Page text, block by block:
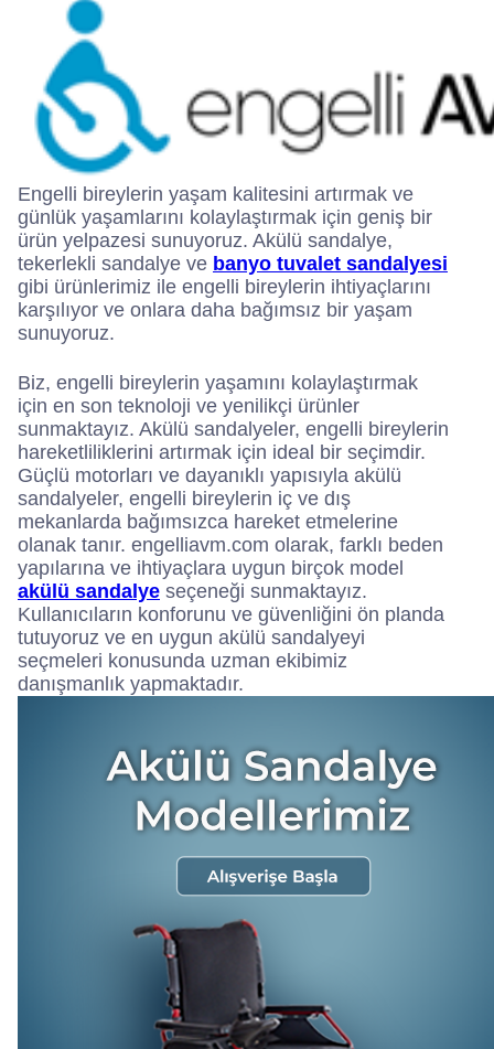
Engelli bireylerin yaşam kalitesini artırmak ve
günlük yaşamlarını kolaylaştırmak için geniş bir
ürün yelpazesi sunuyoruz. Akülü sandalye,
tekerlekli sandalye ve banyo tuvalet sandalyesi
gibi ürünlerimiz ile engelli bireylerin ihtiyaçlarını
karşılıyor ve onlara daha bağımsız bir yaşam
sunuyoruz.
Biz, engelli bireylerin yaşamını kolaylaştırmak
için en son teknoloji ve yenilikçi ürünler
sunmaktayız. Akülü sandalyeler, engelli bireylerin
hareketliliklerini artırmak için ideal bir seçimdir.
Güçlü motorları ve dayanıklı yapısıyla akülü
sandalyeler, engelli bireylerin iç ve dış
mekanlarda bağımsızca hareket etmelerine
olanak tanır. engelliavm.com olarak, farklı beden
yapılarına ve ihtiyaçlara uygun birçok model
akülü sandalye seçeneği sunmaktayız.
Kullanıcıların konforunu ve güvenliğini ön planda
tutuyoruz ve en uygun akülü sandalyeyi
seçmeleri konusunda uzman ekibimiz
danışmanlık yapmaktadır.